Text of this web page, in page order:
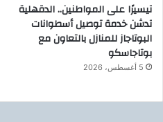
تيسيرًا على المواطنين.. الدقهلية
تدشن خدمة توصيل أسطوانات
البوتاجاز للمنازل بالتعاون مع
بوتاجاسكو
5 أغسطس، 2026